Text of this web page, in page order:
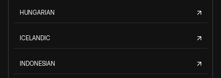
HUNGARIAN
ICELANDIC
INDONESIAN